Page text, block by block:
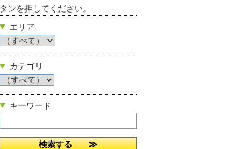
タンを押してください。
エリア
カテゴリ
キーワード